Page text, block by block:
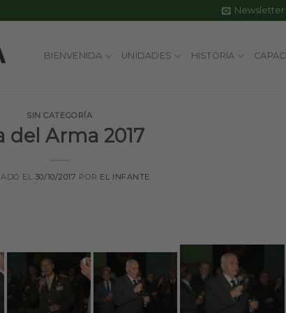
Newsletter
BIENVENIDA UNIDADES HISTORIA
SIN CATEGORÍA
del Arma 2017
EL 30/10/2017 POR EL INFANTE